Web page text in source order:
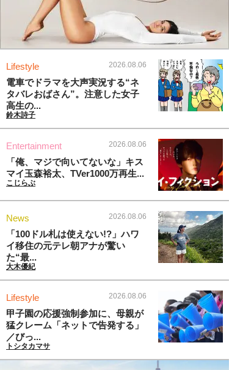
Lifestyle 2026.08.06
電車でドラマを大声実況する“ネ
タバレおばさん”。注意した女子
高生の...
鈴木詩子
Entertainment 2026.08.06
「俺、マジで向いてないな」キス
マイ玉森裕太、TVer1000万再生...
こじらぶ
News 2026.08.06
「100ドル札は使えない!?」ハワ
イ移住の元テレ朝アナが驚い
た“最...
大木優紀
Lifestyle 2026.08.06
甲子園の応援強制参加に、母親が
猛クレーム「ネットで告発する」
／びっ...
トシタカマサ